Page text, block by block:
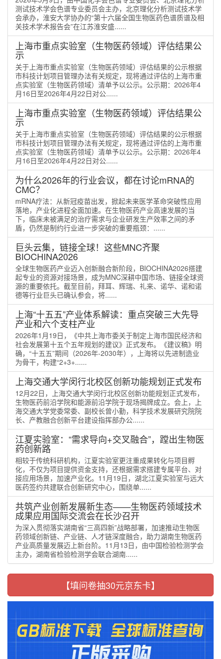
测试技术学会色谱专业委员会主办，北京理化分析测试技术学
会承办，淮安大学协办的“第十六届全国生物医药色谱质谱及相
关技术学术报告会”在江苏淮安盛......
上海市重点实验室（生物医药领域）评估结果公
示
关于上海市重点实验室（生物医药领域）评估结果的公示根据
市科技计划项目管理办法有关规定，现将通过评估的上海市重
点实验室（生物医药领域）清单予以公示。公示期：2026年4
月16日至2026年4月22日对公......
上海市重点实验室（生物医药领域）评估结果公
示
关于上海市重点实验室（生物医药领域）评估结果的公示根据
市科技计划项目管理办法有关规定，现将通过评估的上海市重
点实验室（生物医药领域）清单予以公示。公示期：2026年4
月16日至2026年4月22日对公......
为什么2026年的行业会议，都在讨论mRNA的
CMC？
mRNA疗法：从新冠疫苗出发，掀起未来医学革命突破性应用
落地，产业化进程全面加速。在生物医药产业高速发展的当
下，临床未被满足的治疗需求与企业研发生产效率之间的矛
盾，仍然是制约行业进一步突破的重要瓶颈：......
巨头云集，链接全球！这些MNC齐聚
BIOCHINA2026
全球生物医药产业迈入创新融合新阶段，BIOCHINA2026搭建
起专业的资源对接场景，成为MNC深耕中国市场、链接全球资
源的重要依托。截至目前，拜耳、辉瑞、礼来、诺华、诺和诺
德等行业巨头已确认参会，将......
上海“十五五”产业体系解读：重点突破三大先导
产业和六个支柱产业
2026年1月19日，《中共上海市委关于制定上海市国民经济和
社会发展第十五个五年规划的建议》正式发布。《建议稿》明
确，“十五五”期间（2026年-2030年），上海将以先进制造业
为骨干，构建“2+3+......
上海交通大学闵行北校区创新功能规划正式发布
12月22日，上海交通大学闵行北校区创新功能规划正式发布，
生物医药前沿学院和能源前沿学院于现场揭牌成立。会上，上
海交通大学党委常委、副校长曾小勤，科学技术发展研究院院
长、产教融合创新平台建设指挥部办公......
江夏实验室：“需求导向+交叉融合”，蹚出生物医
药创新路
相较于传统科研机构，江夏实验室更注重成果转化与项目孵
化，不仅为项目提供资金支持，还根据需求搭建专属平台、对
接应用场景，加速产业化。11月19日，湖北江夏实验室与远大
医药签约共建联合创新研究中心，围绕单......
共筑产业创新发展新生态——生物医药领域技术
成果应用国际交流会在长沙召开
为深入贯彻落实湖南省“三高四新”战略部署，加速推动生物医
药领域创新链、产业链、人才链深度融合，助力湖南生物医药
产业高质量发展迈上新台阶。11月13日，由中国检验检测学会
主办，湖南省检验检测学会联合湖南......
【填问卷抽30元京东卡】